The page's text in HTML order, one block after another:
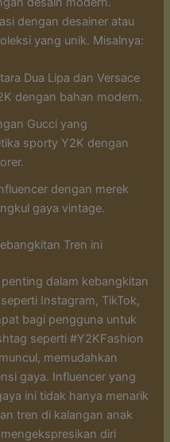
dengan desainer atau
yang unik. Misalnya:
Dua Lipa dan Versace
dengan bahan modern.
Gucci yang
sporty Y2K dengan
dengan merek
gaya vintage.
Tren ini
dalam kebangkitan
Instagram, TikTok,
bagi pengguna untuk
seperti #Y2KFashion
memudahkan
gaya. Influencer yang
ini tidak hanya menarik
tren di kalangan anak
diri